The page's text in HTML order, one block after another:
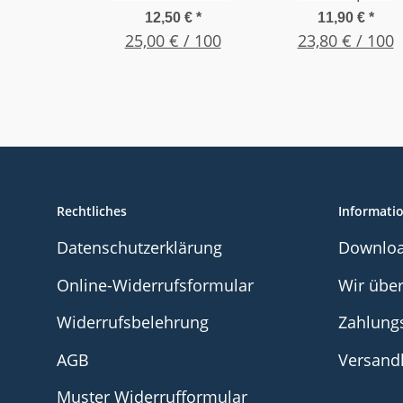
Straight, Gr. 20G
0,25" (6,35mm)
12,50 € *
25,00 € / 100
Smooth-Flow, Gr.
18G 1,26"
11,90 € *
23,80 € / 100
Rechtliches
Datenschutzerklärung
Online-Widerrufsformular
Widerrufsbelehrung
AGB
Muster Widerrufformular
Wir